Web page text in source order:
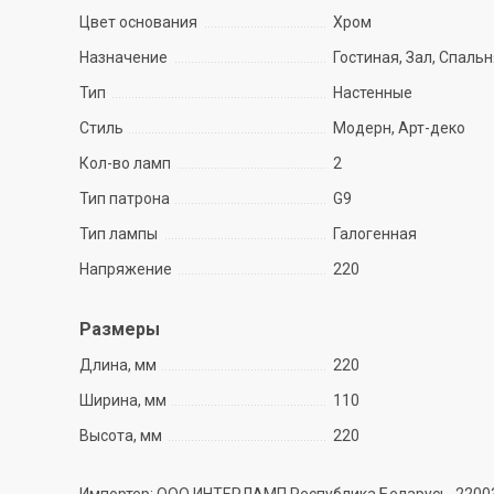
Цвет основания
Хром
Назначение
Гостиная, Зал,
Тип
Настенные
Стиль
Модерн, Арт-деко
Кол-во ламп
2
Тип патрона
G9
Тип лампы
Галогенная
Напряжение
220
Размеры
Длина, мм
220
Ширина, мм
110
Высота, мм
220